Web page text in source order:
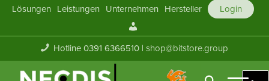
Lösungen Leistungen Unternehmen Hersteller
Login
Konto
Hotline 0391 6366510 |shop@bitstore.group